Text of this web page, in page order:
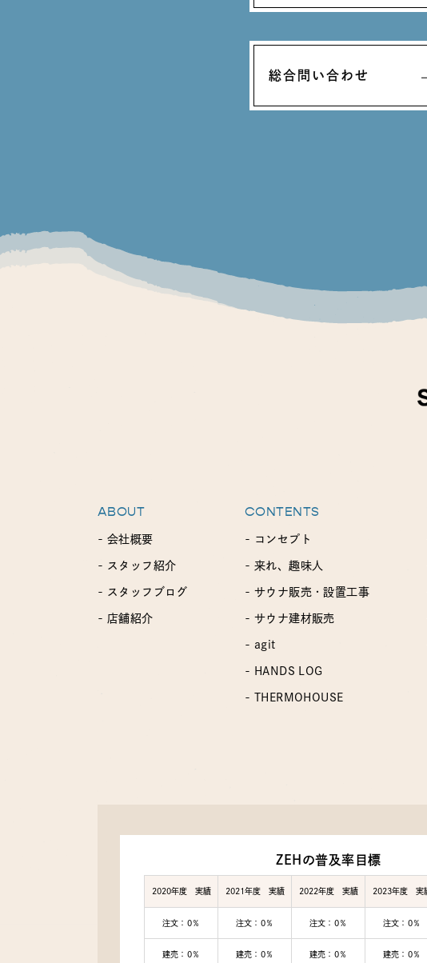
総合問い合わせ
ABOUT
- 会社概要
- スタッフ紹介
- スタッフブログ
- 店舗紹介
CONTENTS
- コンセプト
- 来れ、趣味人
- サウナ販売・設置工事
- サウナ建材販売
- agit
- HANDS LOG
- THERMOHOUSE
ZEHの普及率目標
2020年度 実績 2021年度 実績 2022年度 実績 2023年度 実
注文：0％ 注文：0％ 注文：0％ 注文：0％
建売：0％ 建売：0％ 建売：0％ 建売：0％